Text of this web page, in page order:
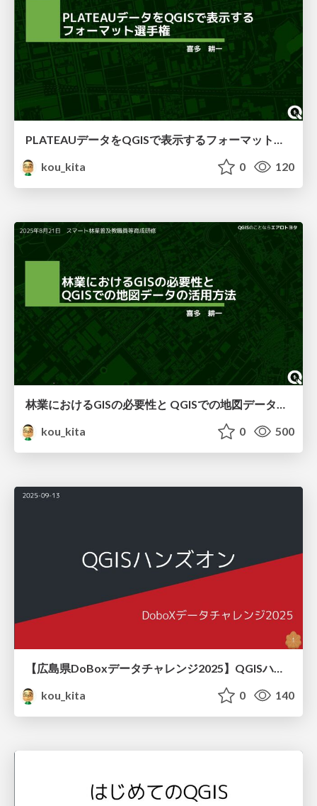
PLATEAUデータをQGISで表示するフォーマット選手権【FOSS4G Hokkaido2025】
kou_kita
0 120
kou_kita
0 500
【広島県DoBoxデータチャレンジ2025】QGISハンズオン
kou_kita
0 140